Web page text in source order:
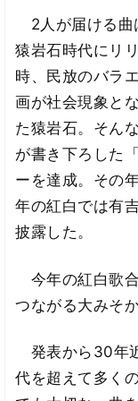
2人が届ける曲
猿岩石時代にリ
時、民放のバラ
画が社会現象と
た猿岩石。そん
が書き下ろした
ーを達成。その
年の紅白では有
披露した。
今年の紅白歌
つながる大みそ
発表から30年
代を超えて多く